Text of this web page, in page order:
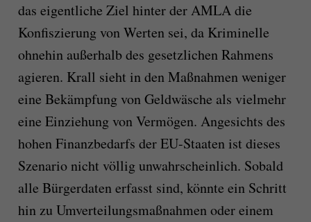
das eigentliche Ziel hinter der AMLA die
Konfiszierung von Werten sei, da Kriminelle
ohnehin außerhalb des gesetzlichen Rahmens
agieren. Krall sieht in den Maßnahmen weniger
eine Bekämpfung von Geldwäsche als vielmehr
eine Einziehung von Vermögen. Angesichts des
hohen Finanzbedarfs der EU-Staaten ist dieses
Szenario nicht völlig unwahrscheinlich. Sobald
alle Bürgerdaten erfasst sind, könnte ein Schritt
hin zu Umverteilungsmaßnahmen oder einem